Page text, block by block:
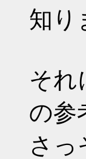
知り
それ
の参
さっ